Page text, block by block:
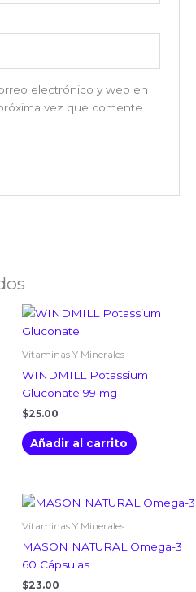
electrónico y web en
vez que comente.
Vitaminas Y Minerales
WINDMILL Potassium
Gluconate 99 mg
$25.00
Añadir al carrito
Vitaminas Y Minerales
MASON NATURAL Omega-3
60 Cápsulas
$23.00